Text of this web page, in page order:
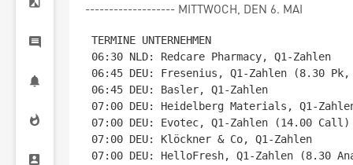
------------------- MITTWOCH, DEN 6. MAI
TERMINE UNTERNEHMEN
06:30 NLD: Redcare Pharmacy, Q1-Zahlen
06:45 DEU: Fresenius, Q1-Zahlen (8.30
06:45 DEU: Basler, Q1-Zahlen
07:00 DEU: Heidelberg Materials, Q1-
07:00 DEU: Evotec, Q1-Zahlen (14.00 Call)
07:00 DEU: Klöckner & Co, Q1-Zahlen
07:00 DEU: HelloFresh, Q1-Zahlen (8.30